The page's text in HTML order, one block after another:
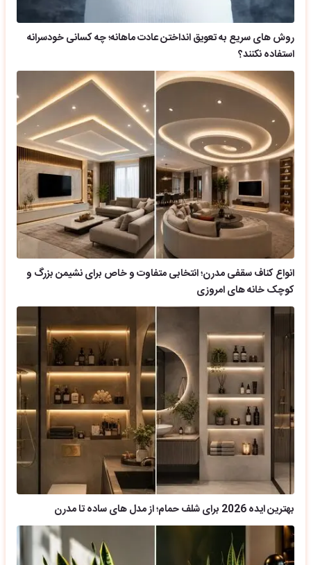
روش های سریع به تعویق انداختن عادت ماهانه؛ چه کسانی خودسرانه
استفاده نکنند؟
انواع کناف سقفی مدرن؛ انتخابی متفاوت و خاص برای نشیمن بزرگ و
کوچک خانه های امروزی
بهترین ایده 2026 برای شلف حمام؛ از مدل های ساده تا مدرن